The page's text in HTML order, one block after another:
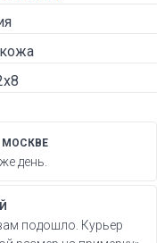
МОСКВЕ
день.
подошло. Курьер